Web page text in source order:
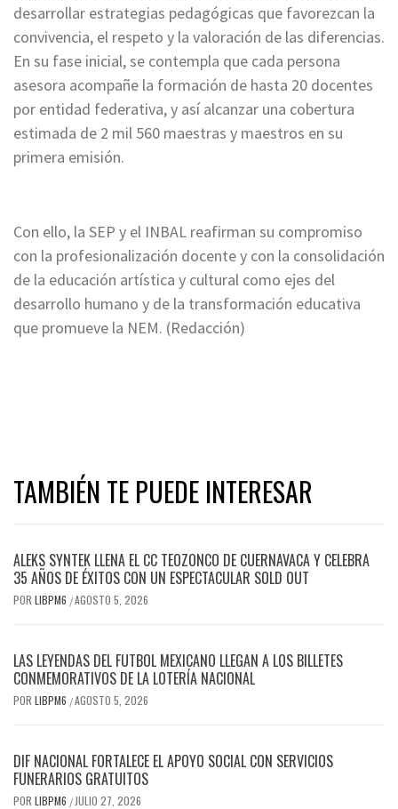
desarrollar estrategias pedagógicas que favorezcan la
convivencia, el respeto y la valoración de las diferencias.
En su fase inicial, se contempla que cada persona
asesora acompañe la formación de hasta 20 docentes
por entidad federativa, y así alcanzar una cobertura
estimada de 2 mil 560 maestras y maestros en su
primera emisión.
Con ello, la SEP y el INBAL reafirman su compromiso
con la profesionalización docente y con la consolidación
de la educación artística y cultural como ejes del
desarrollo humano y de la transformación educativa
que promueve la NEM. (Redacción)
TAMBIÉN TE PUEDE INTERESAR
ALEKS SYNTEK LLENA EL CC TEOZONCO DE CUERNAVACA Y CELEBRA
35 AÑOS DE ÉXITOS CON UN ESPECTACULAR SOLD OUT
POR LIBPM6 /AGOSTO 5, 2026
LAS LEYENDAS DEL FUTBOL MEXICANO LLEGAN A LOS BILLETES
CONMEMORATIVOS DE LA LOTERÍA NACIONAL
POR LIBPM6 /AGOSTO 5, 2026
DIF NACIONAL FORTALECE EL APOYO SOCIAL CON SERVICIOS
FUNERARIOS GRATUITOS
POR LIBPM6 / JULIO 27, 2026